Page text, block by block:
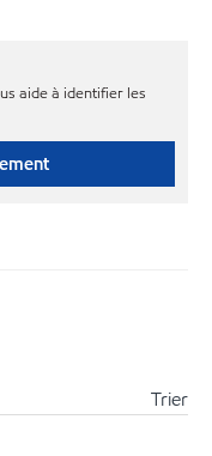
aide à identifier les
Trier